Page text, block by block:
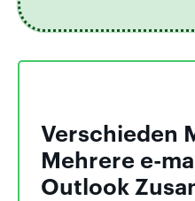
Verschieden
Mehrere e-
Outlook